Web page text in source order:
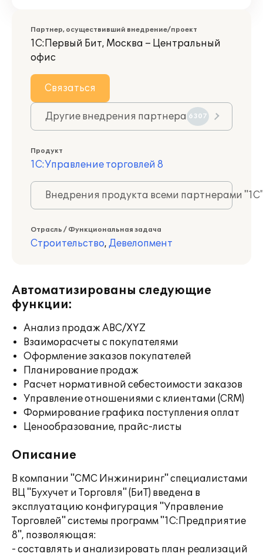
Партнер, осуществивший внедрение/проект
1С:Первый Бит, Москва – Центральный
офис
Связаться
Другие внедрения партнера 6307
Продукт
1С:Управление торговлей 8
Внедрения продукта всеми партнерами
Отрасль / Функциональная задача
Строительство, Девелопмент
Автоматизированы следующие
функции:
Анализ продаж ABC/XYZ
Взаиморасчеты с покупателями
Оформление заказов покупателей
Планирование продаж
Расчет нормативной себестоимости заказов
Управление отношениями с клиентами (CRM)
Формирование графика поступления оплат
Ценообразование, прайс-листы
Описание
В компании "СМС Инжиниринг" специалистами
ВЦ "Бухучет и Торговля" (БиТ) введена в
эксплуатацию конфигурация "Управление
Торговлей" системы программ "1С:Предприятие
8", позволяющая:
- составлять и анализировать план реализаций